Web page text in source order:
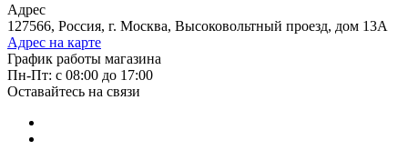
Адрес
127566, Россия, г. Москва, Высоковольтный проезд, дом 13А
Адрес на карте
График работы магазина
Пн-Пт: с 08:00 до 17:00
Оставайтесь на связи